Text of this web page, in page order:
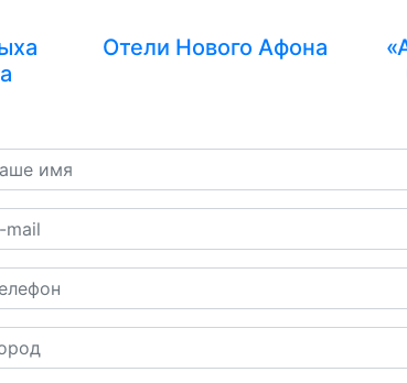
Отели Нового Афона